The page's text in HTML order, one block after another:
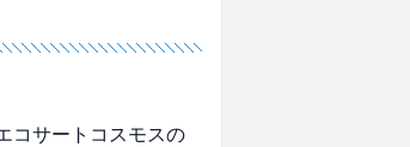
コサートコスモスの